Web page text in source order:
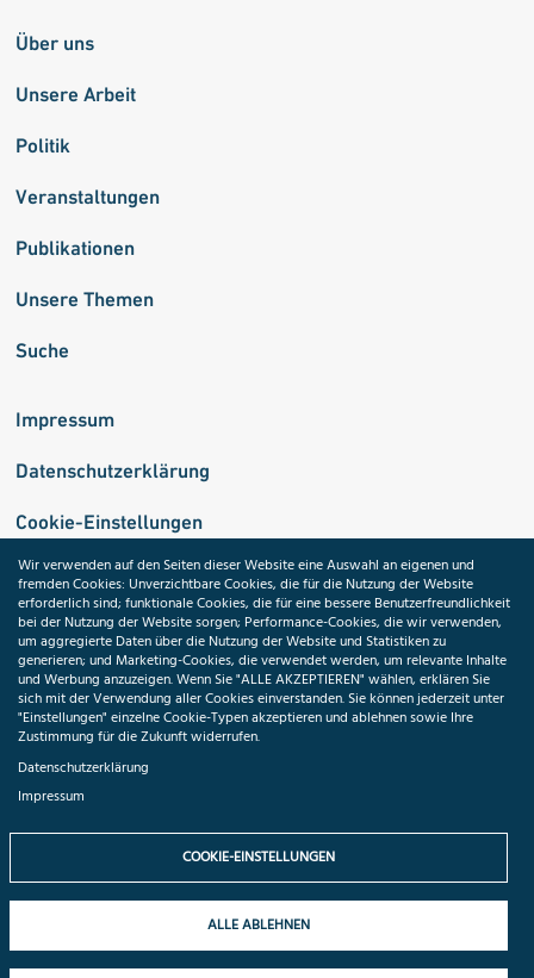
Über uns
Unsere Arbeit
Politik
Veranstaltungen
Publikationen
Unsere Themen
Suche
Impressum
Datenschutzerklärung
Cookie-Einstellungen
Medizininformatik-Initiative
ToolPool Gesundheitsforschung
Folgen Sie uns:
© 2026 TMF e.V. All rights reserved.
Wir verwenden auf den Seiten dieser Website eine Auswahl an eigenen und
fremden Cookies: Unverzichtbare Cookies, die für die Nutzung der Website
erforderlich sind; funktionale Cookies, die für eine bessere Benutzerfreundlichkeit
bei der Nutzung der Website sorgen; Performance-Cookies, die wir verwenden,
um aggregierte Daten über die Nutzung der Website und Statistiken zu
generieren; und Marketing-Cookies, die verwendet werden, um relevante Inhalte
und Werbung anzuzeigen. Wenn Sie "ALLE AKZEPTIEREN" wählen, erklären Sie
sich mit der Verwendung aller Cookies einverstanden. Sie können jederzeit unter
"Einstellungen" einzelne Cookie-Typen akzeptieren und ablehnen sowie Ihre
Zustimmung für die Zukunft widerrufen.
Datenschutzerklärung
Impressum
COOKIE-EINSTELLUNGEN
ALLE ABLEHNEN